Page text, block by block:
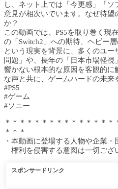
し、ネット上では「今更感」「
意見が相次いでいます。なぜ待望
か？
この動画では、PS5を取り巻く現
の「Switch2」への期待、ヘビー
という現実を背景に、多くのユー
問題」や、長年の「日本市場軽
響かない根本的な原因を客観的
な声と共に、ゲームハードの未来
#PS5
#ゲーム
#ソニー
＊＊＊＊＊＊＊＊＊＊＊＊＊＊＊
＊＊＊
・本動画に登場する人物や企業・
権利を侵害する意図は一切ござ
スポンサードリンク